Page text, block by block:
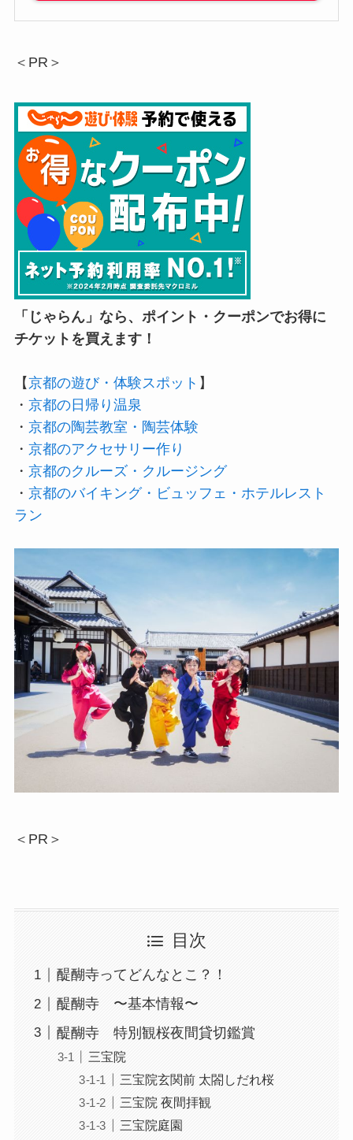
＜PR＞
「じゃらん」なら、ポイント・クーポンでお得に
チケットを買えます！
【京都の遊び・体験スポット 】
・ 京都の日帰り温泉
・ 京都の陶芸教室・陶芸体験
・ 京都のアクセサリー作り
・ 京都のクルーズ・クルージング
・ 京都のバイキング・ビュッフェ・ホテルレスト
ラン
＜PR＞
目次
醍醐寺ってどんなとこ？！
醍醐寺 〜基本情報〜
醍醐寺 特別観桜夜間貸切鑑賞
三宝院
三宝院玄関前 太閤しだれ桜
三宝院 夜間拝観
三宝院庭園